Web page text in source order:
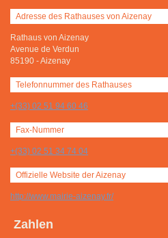
Adresse des Rathauses von Aizenay
Rathaus von Aizenay
Avenue de Verdun
85190 -Aizenay
Telefonnummer des Rathauses
+(33) 02 51 94 60 46
Fax-Nummer
+(33) 02 51 34 74 04
Offizielle Website der Aizenay
http://www.mairie-aizenay.fr/
Zahlen